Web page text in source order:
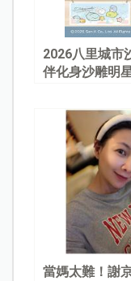
2026八里城市
伴化身沙雕明
當媽太難！謝